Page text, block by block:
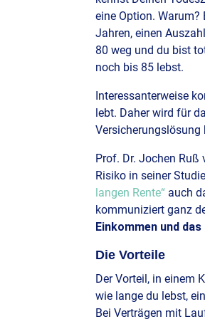
eine Option.
Jahren, einen
80 weg und du bist
noch bis 85 lebst.
Interessanterweise
lebt. Daher wird für
Versicherungslösung
Prof. Dr. Jochen
Risiko in seiner Studie
langen Rente“ auch
kommuniziert ganz
Einkommen und
Die Vorteile
Der Vorteil, in einem
wie lange du lebst,
Bei Verträgen mit